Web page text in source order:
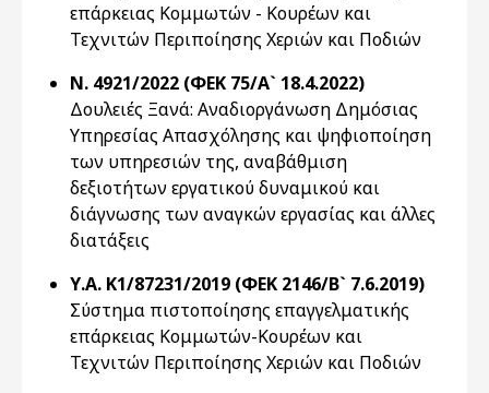
επάρκειας Κομμωτών - Κουρέων και
Τεχνιτών Περιποίησης Χεριών και Ποδιών
Ν. 4921/2022 (ΦΕΚ 75/Α` 18.4.2022)
Δουλειές Ξανά: Αναδιοργάνωση Δημόσιας
Υπηρεσίας Απασχόλησης και ψηφιοποίηση
των υπηρεσιών της, αναβάθμιση
δεξιοτήτων εργατικού δυναμικού και
διάγνωσης των αναγκών εργασίας και άλλες
διατάξεις
Υ.Α. K1/87231/2019 (ΦΕΚ 2146/Β` 7.6.2019)
Σύστημα πιστοποίησης επαγγελματικής
επάρκειας Κομμωτών-Κουρέων και
Τεχνιτών Περιποίησης Χεριών και Ποδιών